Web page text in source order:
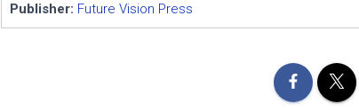
Publisher: Future Vision Press